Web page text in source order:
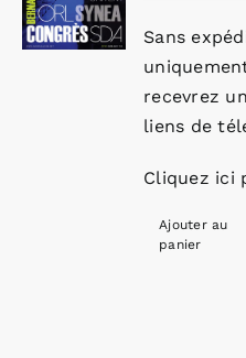
Sans
recevrez
liens de
Cliquez ici
Ajouter au
panier